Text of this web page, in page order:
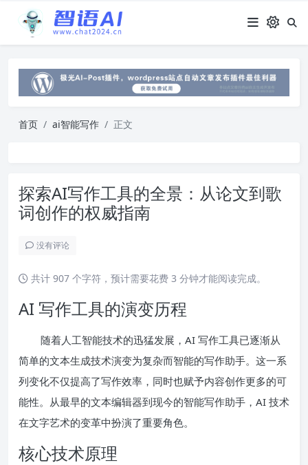
首页 ai智能写作 正文
探索AI写作工具的全景：从论文到歌
词创作的权威指南
没有评论
共计 907 个字符，预计需要花费 3 分钟才能阅读完成。
AI 写作工具的演变历程
随着人工智能技术的迅猛发展，AI 写作工具已逐渐从
简单的文本生成技术演变为复杂而智能的写作助手。这一系
列变化不仅提高了写作效率，同时也赋予内容创作更多的可
能性。从最早的文本编辑器到现今的智能写作助手，AI 技术
在文字艺术的变革中扮演了重要角色。
核心技术原理